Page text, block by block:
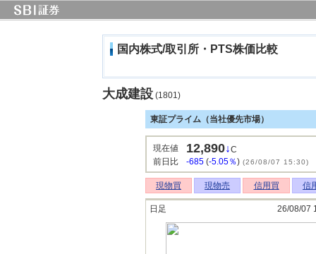
国内株式/取引所・PTS株価比較
大成建設 (1801)
東証プライム（当社優先市場）
現在値 12,890↓C
前日比
-685 (-5.05％) (26/08/07 15:30)
現物買 現物売 信用買 信
日足 26/08/07